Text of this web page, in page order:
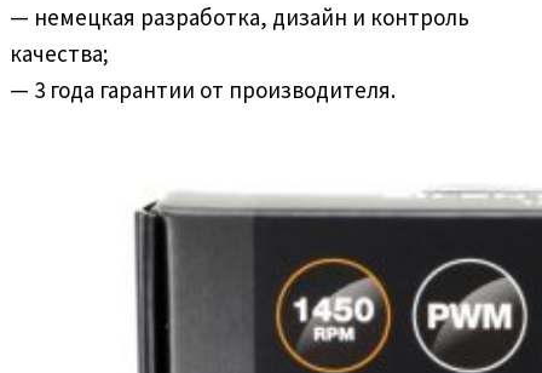
— немецкая разработка, дизайн и контроль
качества;
— 3 года гарантии от производителя.